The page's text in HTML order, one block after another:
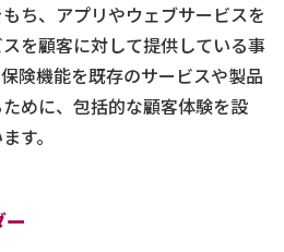
ち、アプリやウェブサービスを
を顧客に対して提供している事
険機能を既存のサービスや製品
めに、包括的な顧客体験を設
す。